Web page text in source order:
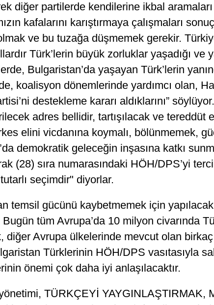
diğer partilerde kendilerine ikbal
kafalarını karıştırmaya çalışmaları
ve bu tuzağa düşmemek gerekir.
Türk’lerin büyük zorluklar yaşadığı ve
Bulgaristan’da yaşayan Türk’lerin
koalisyon dönemlerinde yardımcı olan,
destekleme kararı aldıklarını”
adres bellidir, tartışılacak ve tereddüt
elini vicdanına koymalı, bölünmemek,
demokratik geleceğin inşasına katkı
(28) sıra numarasındaki HÖH/DPS’yi
seçimdir" diyorlar.
temsil gücünü kaybetmemek için
tüm Avrupa’da 10 milyon civarında
diğer Avrupa ülkelerinde mevcut olan
Türklerinin HÖH/DPS vasıtasıyla
önemi çok daha iyi anlaşılacaktır.
TÜRKÇEYİ YAYGINLAŞTIRMAK,